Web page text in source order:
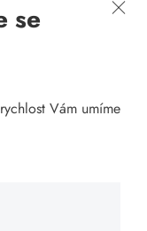
se
Vám umíme